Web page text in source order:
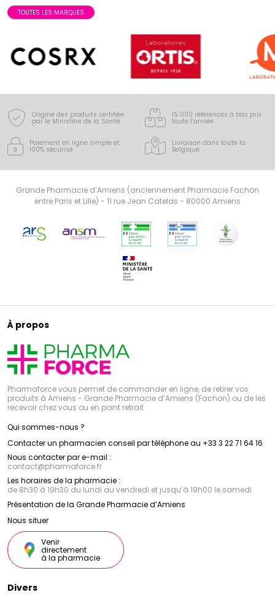
TOUTES LES MARQUES
Origine des produits certifiée
par le Ministère de la Santé
15 000 références à bas prix
toute l’année
Paiement en ligne simple et
100% sécurisé
Livraison dans toute la
Belgique
Grande Pharmacie d’Amiens (anciennement Pharmacie Fachon
entre Paris et Lille) - 11 rue Jean Catelas - 80000 Amiens
À propos
Pharmaforce vous permet de commander en ligne, de retirer vos
produits à Amiens - Grande Pharmacie d’Amiens (Fachon) ou de les
recevoir chez vous ou en point retrait
Qui sommes-nous ?
Contacter un pharmacien conseil par téléphone au +33 3 22 71 64 16
Nous contacter par e-mail :
contact@pharmaforce.fr
Les horaires de la pharmacie :
de 8h30 à 19h30 du lundi au vendredi et jusqu’à 19h00 le samedi
Présentation de la Grande Pharmacie d’Amiens
Nous situer
Venir
directement
à la pharmacie
Divers